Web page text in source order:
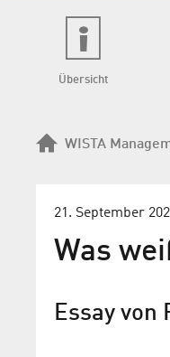
Übersicht
WISTA
21. September
Was
Essay von